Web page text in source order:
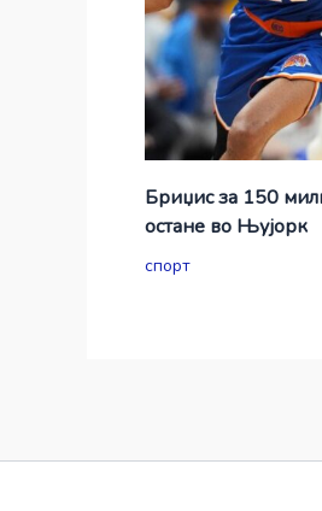
Бриџис за 150
остане во Њујорк
спорт